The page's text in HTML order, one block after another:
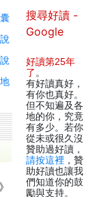
搜尋好讀 -
Google
好讀第25年
了 。
有好讀真好，
有你也真好。
但不知遍及各
地的你，究竟
有多少。若你
從未或很久沒
贊助過好讀，
請按這裡 ，贊
助好讀也讓我
們知道你的鼓
勵與支持。